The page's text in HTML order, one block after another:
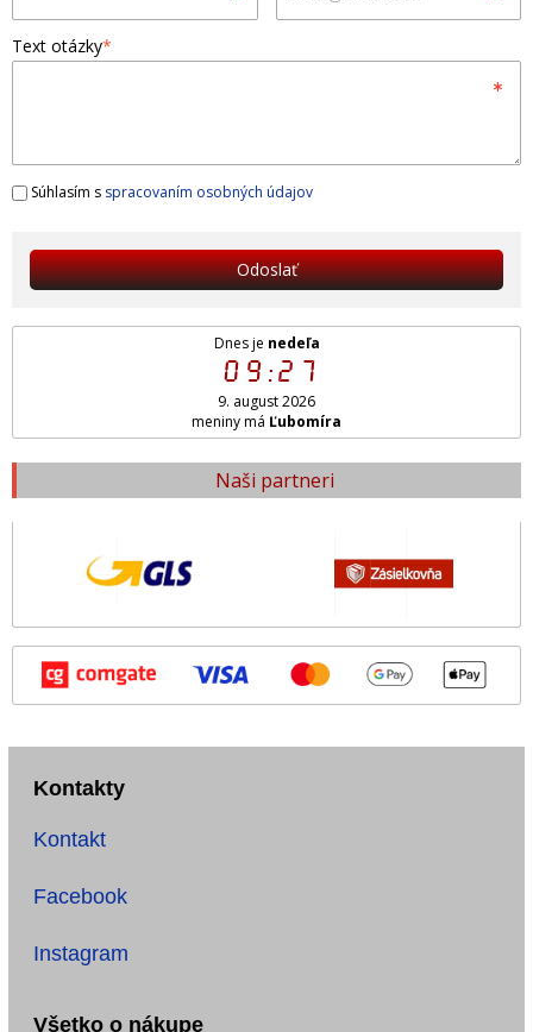
Text otázky*
Súhlasím s spracovaním osobných údajov
Odoslať
Dnes je nedeľa
09:27
9. august 2026
meniny má Ľubomíra
Naši partneri
Kontakty
Kontakt
Facebook
Instagram
Všetko o nákupe